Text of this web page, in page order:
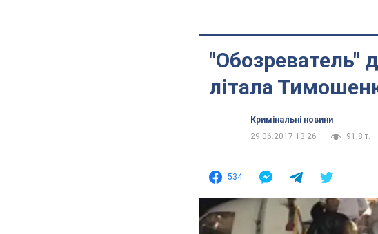
"Обозреватель"
літала
Кримінальні новини
29.06.2017 13:26
91,8 т.
534